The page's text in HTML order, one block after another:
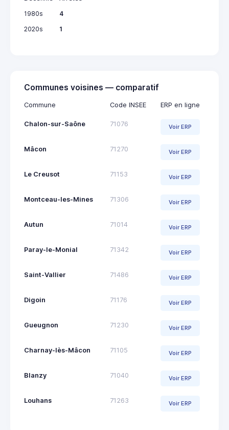
1980s
4
2020s
1
Communes voisines — comparatif
Commune Code INSEE ERP en ligne
Chalon-sur-Saône 71076 Voir ERP
Mâcon 71270 Voir ERP
Le Creusot 71153 Voir ERP
Montceau-les-Mines 71306 Voir ERP
Autun 71014 Voir ERP
Paray-le-Monial 71342 Voir ERP
Saint-Vallier 71486 Voir ERP
Digoin 71176 Voir ERP
Gueugnon 71230 Voir ERP
Charnay-lès-Mâcon 71105 Voir ERP
Blanzy 71040 Voir ERP
Louhans 71263 Voir ERP